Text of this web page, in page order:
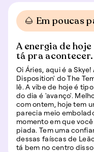
🌰 Em poucas
A energia de
tá pra acontecer.
Oi Áries, aqui é a
Disposition' do The
lê. A vibe de hoje é
do dia é 'avanço'.
com ontem, hoje tem
parecia meio
momento em que
piada. Tem uma
dessas faíscas de
tá bem no centro